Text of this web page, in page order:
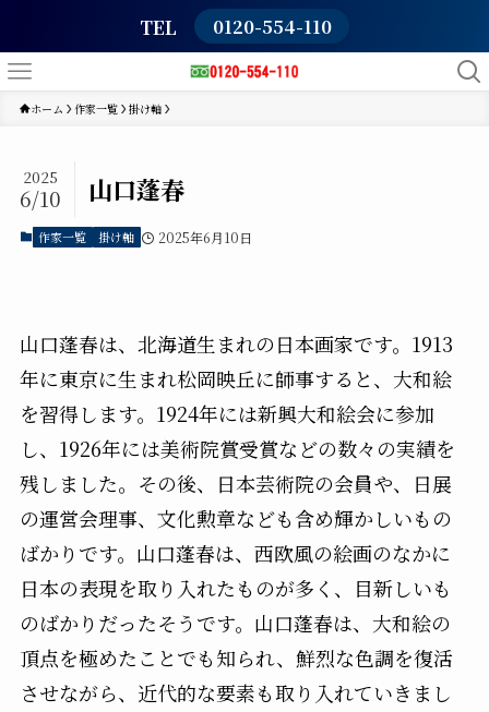
TEL 0120-554-110
ホーム 作家一覧 掛け軸
山口蓬春
2025
6/10
作家一覧 掛け軸 2025年6月10日
山口蓬春は、北海道生まれの日本画家です。1913
年に東京に生まれ松岡映丘に師事すると、大和絵
を習得します。1924年には新興大和絵会に参加
し、1926年には美術院賞受賞などの数々の実績を
残しました。その後、日本芸術院の会員や、日展
の運営会理事、文化勲章なども含め輝かしいもの
ばかりです。山口蓬春は、西欧風の絵画のなかに
日本の表現を取り入れたものが多く、目新しいも
のばかりだったそうです。山口蓬春は、大和絵の
頂点を極めたことでも知られ、鮮烈な色調を復活
させながら、近代的な要素も取り入れていきまし